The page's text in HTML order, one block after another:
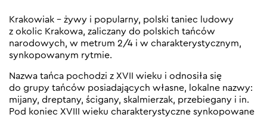
Krakowiak – żywy i popularny, polski taniec ludowy
z okolic Krakowa, zaliczany do polskich tańców
narodowych, w metrum 2/4 i w charakterystycznym,
synkopowanym rytmie.
Nazwa tańca pochodzi z XVII wieku i odnosiła się
do grupy tańców posiadających własne, lokalne nazwy:
mijany, dreptany, ścigany, skalmierzak, przebiegany i in.
Pod koniec XVIII wieku charakterystyczne synkopowane